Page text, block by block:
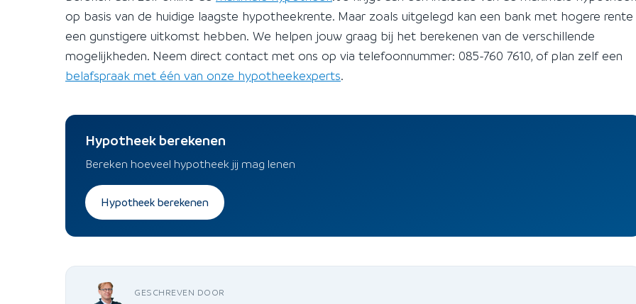
op basis van de huidige laagste hypotheekrente. Maar zoals uitgelegd kan een bank met hogere rente
een gunstigere uitkomst hebben. We helpen jouw graag bij het berekenen van de verschillende
mogelijkheden. Neem direct contact met ons op via telefoonnummer: 085-760 7610, of plan zelf een
belafspraak met één van onze hypotheekexperts.
Hypotheek berekenen
Bereken hoeveel hypotheek jij mag lenen
Hypotheek berekenen
GESCHREVEN DOOR